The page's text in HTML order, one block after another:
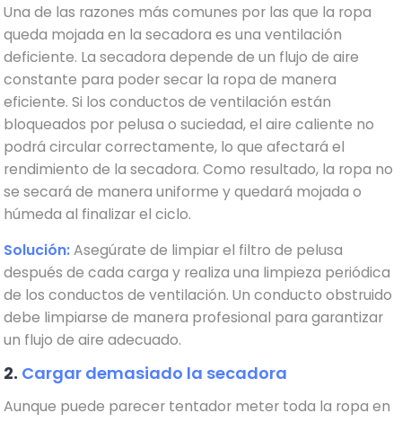
Una de las razones más comunes por las que la ropa
queda mojada en la secadora es una ventilación
deficiente. La secadora depende de un flujo de aire
constante para poder secar la ropa de manera
eficiente. Si los conductos de ventilación están
bloqueados por pelusa o suciedad, el aire caliente no
podrá circular correctamente, lo que afectará el
rendimiento de la secadora. Como resultado, la ropa no
se secará de manera uniforme y quedará mojada o
húmeda al finalizar el ciclo.
Solución:Asegúrate de limpiar el filtro de pelusa
después de cada carga y realiza una limpieza periódica
de los conductos de ventilación. Un conducto obstruido
debe limpiarse de manera profesional para garantizar
un flujo de aire adecuado.
2. Cargar demasiado la secadora
Aunque puede parecer tentador meter toda la ropa en